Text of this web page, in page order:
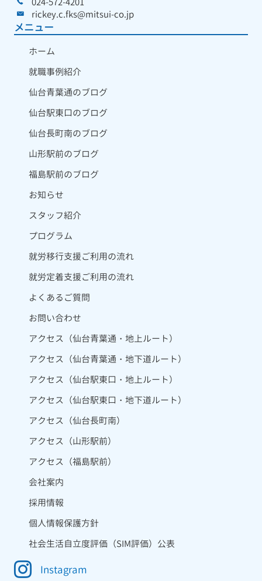
rickey.c.fks@mitsui-co.jp
メニュー
ホーム
就職事例紹介
仙台青葉通のブログ
仙台駅東口のブログ
仙台長町南のブログ
山形駅前のブログ
福島駅前のブログ
お知らせ
スタッフ紹介
プログラム
就労移行支援ご利用の流れ
就労定着支援ご利用の流れ
よくあるご質問
お問い合わせ
アクセス（仙台青葉通・地上ルート）
アクセス（仙台青葉通・地下道ルート）
アクセス（仙台駅東口・地上ルート）
アクセス（仙台駅東口・地下道ルート）
アクセス（仙台長町南）
アクセス（山形駅前）
アクセス（福島駅前）
会社案内
採用情報
個人情報保護方針
社会生活自立度評価（SIM評価）公表
Instagram